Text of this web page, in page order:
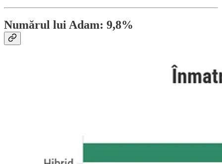
Numărul lui Adam: 9,8%